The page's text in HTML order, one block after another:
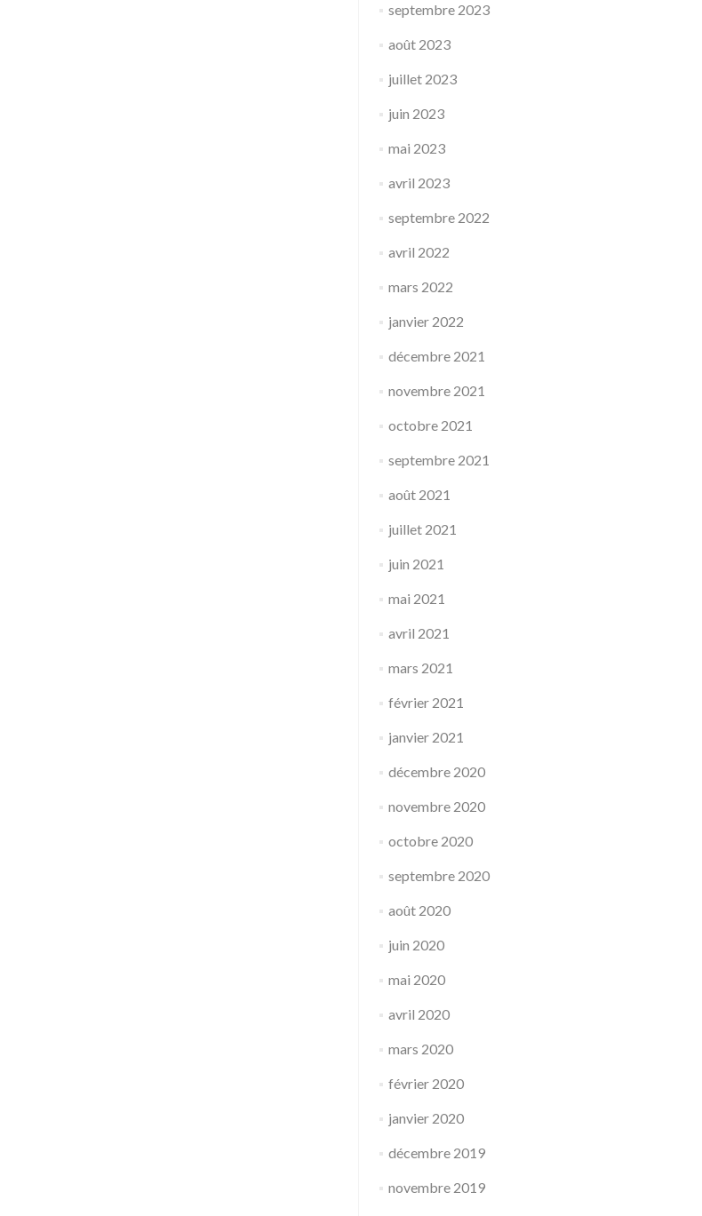
septembre 2023
août 2023
juillet 2023
juin 2023
mai 2023
avril 2023
septembre 2022
avril 2022
mars 2022
janvier 2022
décembre 2021
novembre 2021
octobre 2021
septembre 2021
août 2021
juillet 2021
juin 2021
mai 2021
avril 2021
mars 2021
février 2021
janvier 2021
décembre 2020
novembre 2020
octobre 2020
septembre 2020
août 2020
juin 2020
mai 2020
avril 2020
mars 2020
février 2020
janvier 2020
décembre 2019
novembre 2019